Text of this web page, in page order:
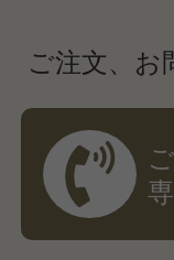
ご注文、お